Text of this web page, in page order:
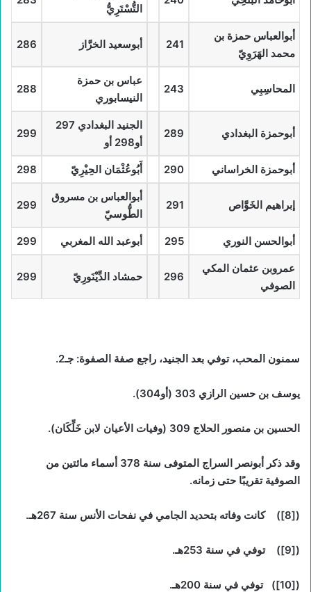
التُّسْتَرِيُّ
أبوالعباس حمزة بن
محمد الهَرَوِيّ
241 أبوسعيد الخرَّاز 286
المحاسِبِي 243
عباس بن حمزة
النيسابوري
288
أبوحمزة البغدادي 289
الجنيد البغدادي 297
أو298 أو
299
أبوحمزة الخراساني 290 أَبُوعُثْمَان الحِيْرِيّ 298
إبراهيم الخَوَّاص 291
أبوالعباس بن مسروق
الطُّوسيّ
299
أبوالحسن النوري 295 أبوعبد الله المغربي 299
عمروبن عثمان المكي
الصوفي
296 حمشاد الدِّيْنَورِيّ 299
سمنون المحب، توفي بعد الجنيد، راجع صفة الصفوة: جـ2.
يوسف بن حسين الرازي 303 (أو304).
الحسين بن منصور الحلاج 309 (وفيات الأعيان لابن خَلِّكَان).
وقد ذكر أبونصر السراج المتوفى سنة 378 أسماء مائتين من
الصوفية تقريبًا حتى زمانه.
(
[8] ) كانت وفاته بتحديد الجامي في نفحات الأنس سنة 267هـ.
(
[9] ) توفي في سنة 253هـ.
(
[10] ) توفي في سنة 200هـ.